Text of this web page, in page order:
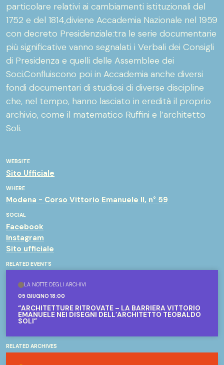
WEBSITE
Sito Ufficiale
WHERE
Modena - Corso Vittorio Emanuele II, n° 59
SOCIAL
Facebook
Instagram
Sito ufficiale
RELATED EVENTS
LA NOTTE DEGLI ARCHIVI
05 GIUGNO 18:00
“ARCHITETTURE RITROVATE – LA BARRIERA VITTORIO
EMANUELE NEI DISEGNI DELL’ARCHITETTO TEOBALDO
SOLI”
RELATED ARCHIVES
particolare relativi ai cambiamenti istituzionali del
1752 e del 1814,diviene Accademia Nazionale nel 1959
con decreto Presidenziale:tra le serie documentarie
più significative vanno segnalati i Verbali dei Consigli
di Presidenza e quelli delle Assemblee dei
Soci.Confluiscono poi in Accademia anche diversi
fondi documentari di studiosi di diverse discipline
che, nel tempo, hanno lasciato in eredità il proprio
archivio, come il matematico Ruffini e l’architetto
Soli.